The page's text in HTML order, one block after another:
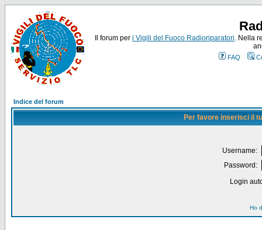
Il forum per i Vigili del Fuoco Radioriparatori. Nella
FAQ
Indice del forum
Per favore inserisci il
Username:
Password:
Login
Ho